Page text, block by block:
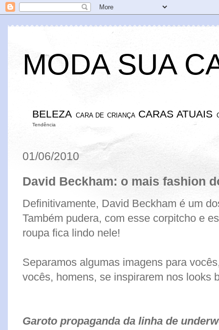
MODA SUA
BELEZA CARA DE CRIANÇA CARAS ATUAIS
Tendência
01/06/2010
David Beckham: o mais fashion
Definitivamente, David Beckham é um
Também pudera, com esse corpitcho e
roupa fica lindo nele!
Separamos algumas imagens para
vocês, homens, se inspirarem nos looks
Garoto propaganda da linha de